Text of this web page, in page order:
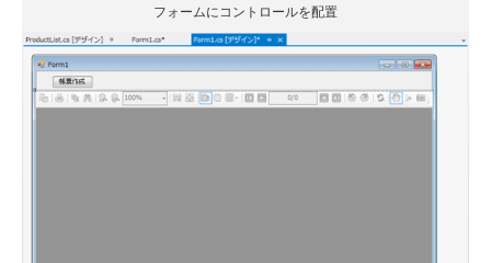
フォームにコントロールを配置